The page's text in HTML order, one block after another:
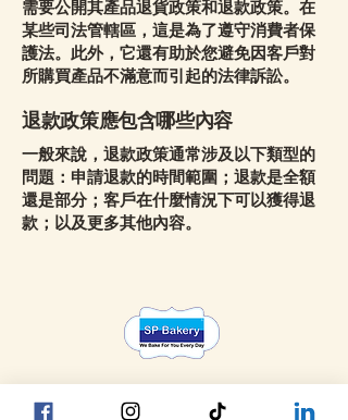
需要公開其產品退貨政策和退款政策。在
某些司法管轄區，這是為了遵守消費者保
護法。此外，它還有助於您避免因客戶對
所購買產品不滿意而引起的法律訴訟。
退款政策應包含哪些內容
一般來說，退款政策通常涉及以下類型的
問題：申請退款的時間範圍；退款是全額
還是部分；客戶在什麼情況下可以獲得退
款；以及更多其他內容。